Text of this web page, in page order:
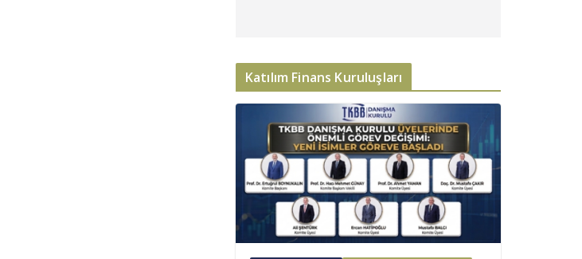
Katılım Finans Kuruluşları